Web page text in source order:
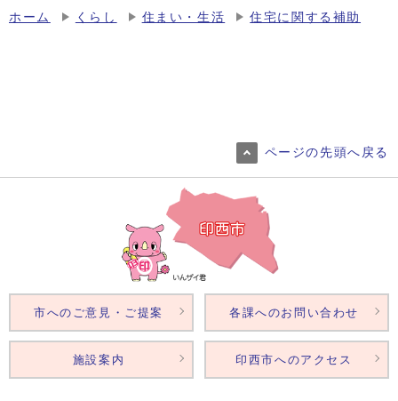
ホーム くらし 住まい・生活 住宅に関する補助
ページの先頭へ戻る
市へのご意見・ご提案 各課へのお問い合わせ
施設案内 印西市へのアクセス